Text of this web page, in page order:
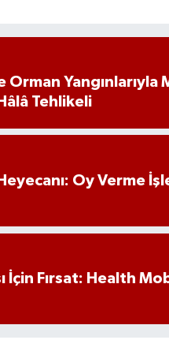
Orman Yangınlarıyla
Tehlikeli
Oy Verme
İçin Fırsat: Health